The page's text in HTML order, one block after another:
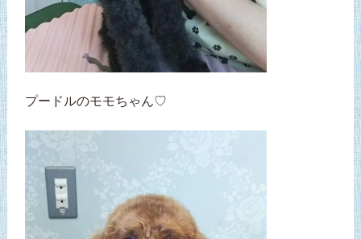
プードルのモモちゃん♡